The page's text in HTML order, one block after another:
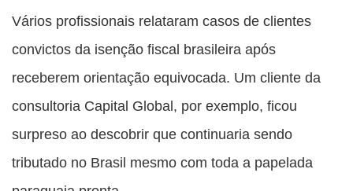
Vários profissionais relataram casos de clientes
convictos da isenção fiscal brasileira após
receberem orientação equivocada. Um cliente da
consultoria Capital Global, por exemplo, ficou
surpreso ao descobrir que continuaria sendo
tributado no Brasil mesmo com toda a papelada